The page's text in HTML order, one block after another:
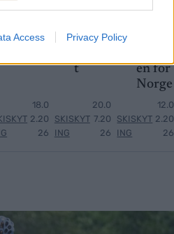
Access Privacy Policy
Disse
felless
18.0
2.20
26
–
peiler
t
SKISKYT
ING
20.0
7.20
26
lurt:
en for
Norge
SKISKYT
ING
12.0
2.20
26